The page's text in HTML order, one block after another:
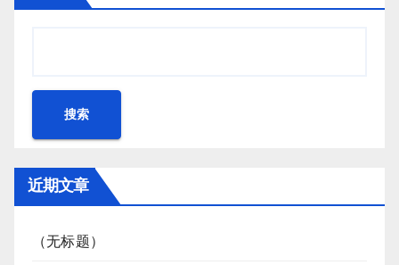
搜索
近期文章
（无标题）